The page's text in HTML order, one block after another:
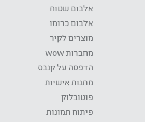
אלבום שטוח
אלבום כרומו
מוצרים לקיר
מחברות wow
הדפסה על קנבס
מתנות אישיות
פוטובלוק
פיתוח תמונות